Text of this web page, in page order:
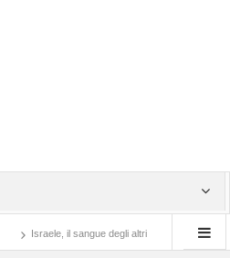
Israele, il sangue degli altri Lotta di classe…